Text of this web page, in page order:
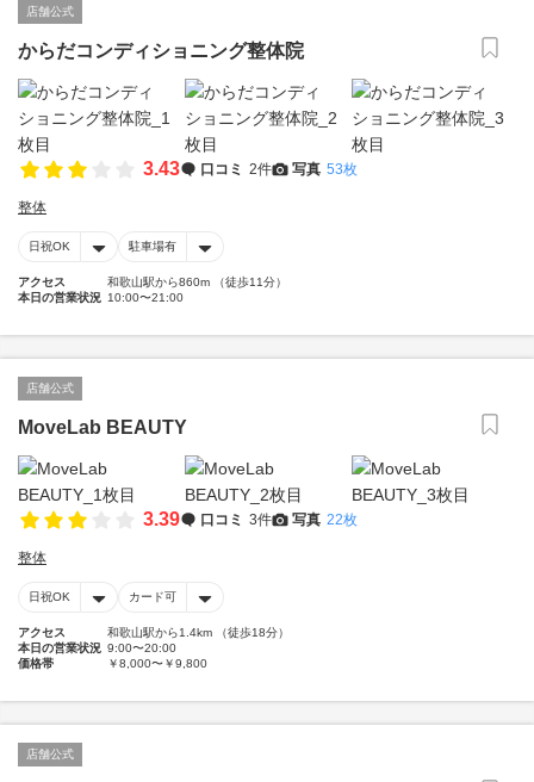
店舗公式
からだコンディショニング整体院
3.43 口コミ 2件 写真 53枚
整体
日祝OK 駐車場有
アクセス
和歌山駅から860m （徒歩11分）
本日の営業状況 10:00〜21:00
店舗公式
MoveLab BEAUTY
3.39 口コミ 3件 写真 22枚
整体
日祝OK カード可
アクセス
和歌山駅から1.4km （徒歩18分）
本日の営業状況 9:00〜20:00
価格帯
￥8,000〜￥9,800
店舗公式